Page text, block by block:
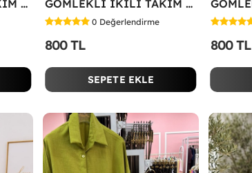
GÖMLEKLİ İKİLİ TAKIM Siyah GÖMLEKLİ İKİLİ TAKIM Yağ Yeşili
0 Değerlendirme
800 TL
SEPETE EKLE
800 TL